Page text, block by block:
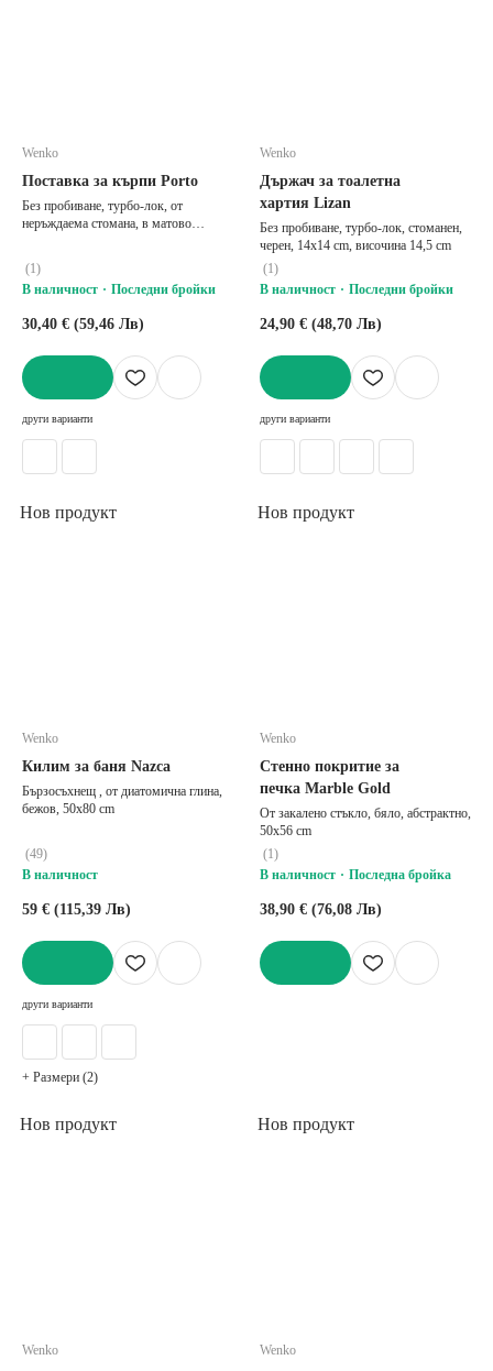
Wenko
Поставка за кърпи Porto
Без пробиване, турбо-лок, от
неръждаема стомана, в матово
(1)
В наличност
Последни бройки
30,40 € (59,46 Лв)
други варианти
Wenko
Държач за тоалетна
хартия Lizan
Без пробиване, турбо-лок, стоманен,
черен, 14x14 cm, височина 14,5 cm
(1)
В наличност
Последни бройки
24,90 € (48,70 Лв)
други варианти
Нов продукт
Wenko
Килим за баня Nazca
Бързосъхнещ , от диатомична глина,
бежов, 50x80 cm
(49)
В наличност
59 € (115,39 Лв)
други варианти
+ Размери (2)
Нов продукт
Wenko
Стенно покритие за
печка Marble Gold
От закалено стъкло, бяло, абстрактно,
50x56 cm
(1)
В наличност
Последна бройка
38,90 € (76,08 Лв)
Нов продукт
Wenko
Нов продукт
Wenko